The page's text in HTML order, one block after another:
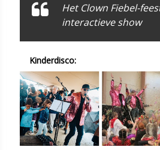
Het Clown Fiebel-
interactieve show
Kinderdisco: